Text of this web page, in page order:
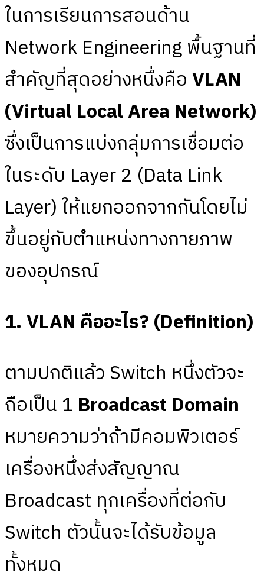
ในการเรียนการสอนด้าน
Network Engineering พื้นฐานที่
สำคัญที่สุดอย่างหนึ่งคือVLAN
(Virtual Local Area Network)
ซึ่งเป็นการแบ่งกลุ่มการเชื่อมต่อ
ในระดับ Layer 2 (Data Link
Layer) ให้แยกออกจากกันโดยไม่
ขึ้นอยู่กับตำแหน่งทางกายภาพ
ของอุปกรณ์
1. VLAN คืออะไร? (Definition)
ตามปกติแล้ว Switch หนึ่งตัวจะ
ถือเป็น 1 Broadcast Domain
หมายความว่าถ้ามีคอมพิวเตอร์
เครื่องหนึ่งส่งสัญญาณ
Broadcast ทุกเครื่องที่ต่อกับ
Switch ตัวนั้นจะได้รับข้อมูล
ทั้งหมด